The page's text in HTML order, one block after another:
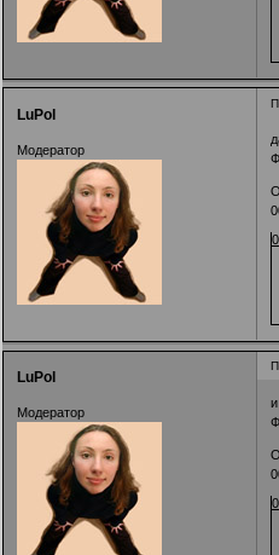
LuPol
Модератор
0
LuPol
Модератор
и
0